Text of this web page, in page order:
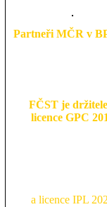
Partneři MČR v
FČST je
licence GPC
a licence IPL